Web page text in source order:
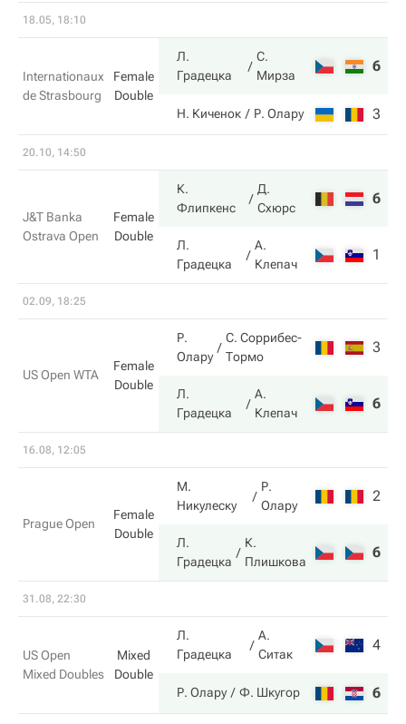
18.05, 18:10
Internationaux
de Strasbourg
Female
Double
Л.
Градецка
С.
Мирза
6
Н. Киченок Р. Олару 3
20.10, 14:50
J&T Banka
Ostrava Open
Female
Double
К.
Флипкенс
Д.
Схюрс
6
Л.
Градецка
А.
Клепач
1
02.09, 18:25
US Open WTA
Female
Double
Р.
Олару
С. Соррибес-
Тормо
3
Л.
Градецка
А.
Клепач
6
16.08, 12:05
Prague Open
Female
Double
М.
Никулеску
Р.
Олару
2
Л.
Градецка
К.
Плишкова
6
31.08, 22:30
US Open
Mixed Doubles
Mixed
Double
Л.
Градецка
А.
Ситак
4
Р. Олару Ф. Шкугор 6